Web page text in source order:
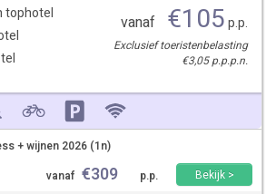
tophotel
vanaf €105p.p.
Exclusief toeristenbelasting
€3,05 p.p.p.n.
+ wijnen 2026 (1n)
vanaf €309 p.p.
Bekijk >